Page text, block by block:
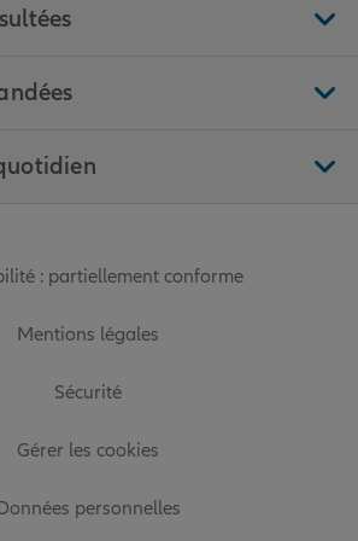
: partiellement conforme
Mentions légales
Sécurité
Gérer les cookies
personnelles